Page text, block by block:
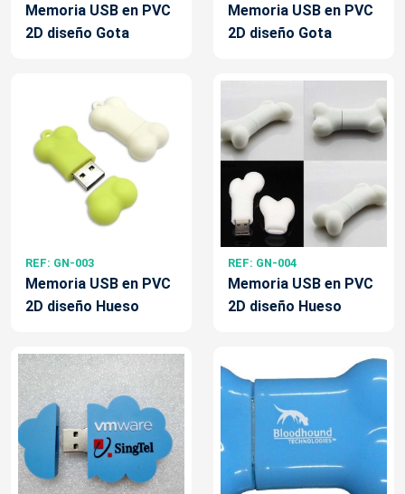
Memoria USB en PVC
2D diseño Gota
Memoria USB en PVC
2D diseño Gota
REF: GN-003
Memoria USB en PVC
2D diseño Hueso
REF: GN-004
Memoria USB en PVC
2D diseño Hueso